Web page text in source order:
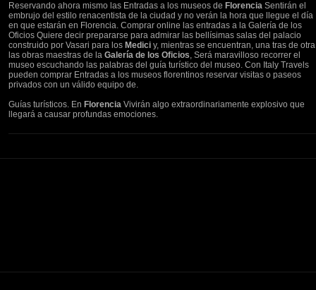
Reservando ahora mismo las Entradas a los museos de Florencia Sentirán el
embrujo del estilo renacentista de la ciudad y no verán la hora que llegue el día
en que estarán en Florencia. Comprar online las entradas a la Galería de los
Oficios Quiere decir prepararse para admirar las bellísimas salas del palacio
construido por Vasari para los Medici y, mientras se encuentran, una tras de
las obras maestras de la Galería de los Oficios, Será maravilloso recorrer el
museo escuchando las palabras del guía turístico del museo. Con Italy Travels
pueden comprar Entradas a los museos florentinos reservar visitas o paseos
privados con un válido equipo de.
Guías turísticos. En Florencia Vivirán algo extraordinariamente explosivo que
llegará a causar profundas emociones.